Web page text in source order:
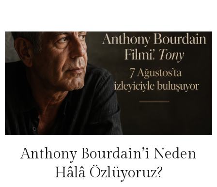
Anthony Bourdain’i Neden
Hâlâ Özlüyoruz?